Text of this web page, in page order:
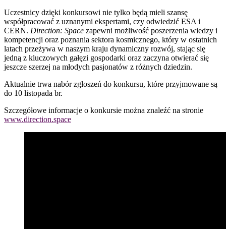
Uczestnicy dzięki konkursowi nie tylko będą mieli szansę
współpracować z uznanymi ekspertami, czy odwiedzić ESA i
CERN. Direction: Space zapewni możliwość poszerzenia wiedzy i
kompetencji oraz poznania sektora kosmicznego, który w ostatnich
latach przeżywa w naszym kraju dynamiczny rozwój, stając się
jedną z kluczowych gałęzi gospodarki oraz zaczyna otwierać się
jeszcze szerzej na młodych pasjonatów z różnych dziedzin.
Aktualnie trwa nabór zgłoszeń do konkursu, które przyjmowane są
do 10 listopada br.
Szczegółowe informacje o konkursie można znaleźć na stronie
www.direction.space